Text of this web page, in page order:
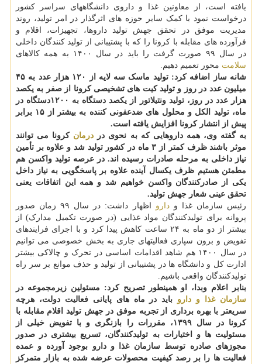
یافته است، از معاونین غذا و داروی دانشگاههای سراسر کشور
درخواست نمود با کمک سایر حوزه های اثرگذار در امر تولید، روند
مدیریت موفق در تحقق جهش تولید داروها، تجهیزات، اقلام و
فرآورده های مقابله با کرونا را که با پشتیبانی از تولید کنندگان داخلی
در سال ۹۹ صورت گرفت را باید در سال ۱۴۰۰ به همه کالاهای
سلامت محور تعمیم دهیم.
شانه ساز اضافه کرد: تولید ماسک سه لایه از ۱۲۰ هزار عدد به ۴۵
میلیون عدد در روز و تولید کیت های تشخیصی کرونا از صفر به یکصد
هزار عدد در روز، تولید ونتیلاتور از یکصد دستگاه به ۱۲۰۰دستگاه در
ماه، تولید الکل و محلول های ضدعفونی کننده به بیشتر از ۱۵ برابر
پیش از انتشار کرونا افزایش یافته است.
به گفته وی، همه داروهایی که به نحوی در درمان کرونا می توانند
موثر باشند ظرف کمتر از ۳ ماه در کشور تولید شد و علاوه بر تأمین
نیاز داخلی به مرحله صادرات رسیده اند. در عرصه تولید واکسن هم
مطمئن هستیم ظرف یکسال آینده علاوه بر پاسخگویی به نیاز داخل
یکی از صادرکنندگان واکسن خواهیم شد و همه این اتفاقات یعنی
تحقق عینی شعار جهش تولید.
رئیس سازمان غذا ودارو
اظهار داشت: در سال ۹۹ زمان صدور
پروانه برای تولیدکنندگان مواد غذایی (در صورت تکمیل مدارک) از
بیشتر از دو ماه به ۲۴ ساعت کاهش پیدا کرد و با اجرای فرایندهای
تفویض و برون سپاری فعالیتهای جاری به بخش خصوصی می توانیم
در سال ۱۴۰۰ هم شاهد اقدامات اساسی در تحرک و چالاکی بیشتر
ادارت کل و دانشگاه ها در پشتیبانی از تولید و حذف موانع بر سر راه
تولیدکنندگان واقعی باشیم.
بنابر اعلام وبدا، او همینطور تصریح کرد: مسئولین زیرمجموعه در
سازمان غذا و دارو باید در ماه های پایانی فعالیت دولت، هرچه
سریعتر با بهره برداری از تجربه موفق در جهش تولید اقلام مقابله با
کرونا در سال ۱۳۹۹، مقررات را بازنگری و با تفویض خیلی از
مسئولیت ها و اختیارات به تولیدکنندگان، تسریع بیشتری در صدور
مجوزهای صادره توسط سازمان غذا و دارو بوجود آورده و عمده
فعالیت ها را بر رصد کیفیت محصولات عرضه شده به بازار متمرکز